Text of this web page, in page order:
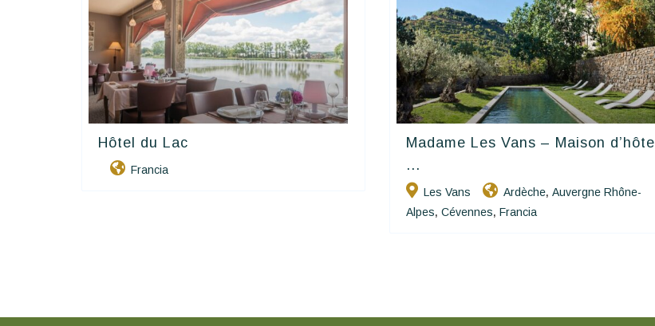
Hôtel du Lac
Francia
Happy House
Madame Les Vans – Maison d’hôte
...
Les Vans Ardèche,Auvergne Rhône-
Alpes,Cévennes, Francia